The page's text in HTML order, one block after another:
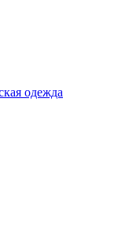
одежда